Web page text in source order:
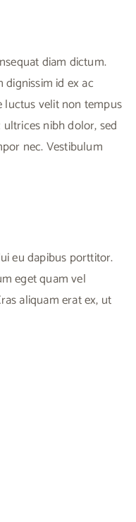
diam dictum.
id ex ac
luctus velit non tempus
nibh dolor, sed
nec. Vestibulum
eu dapibus porttitor.
eget quam vel
aliquam erat ex, ut